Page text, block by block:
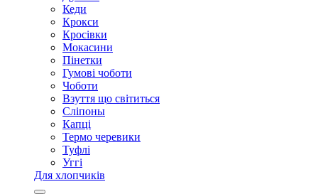
Кеди
Крокси
Кросівки
Мокасини
Пінетки
Гумові чоботи
Чоботи
Взуття що світиться
Сліпоны
Капці
Термо черевики
Туфлі
Уггі
Для хлопчиків